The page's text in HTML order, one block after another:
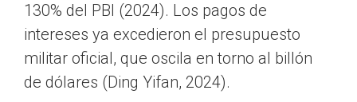
130% del PBI (2024). Los pagos de
intereses ya excedieron el presupuesto
militar oficial, que oscila en torno al billón
de dólares (Ding Yifan, 2024).